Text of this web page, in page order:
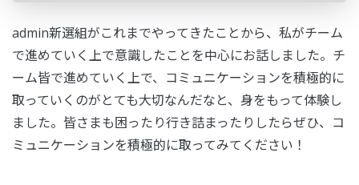
admin新選組がこれまでやってきたことから、私がチーム
で進めていく上で意識したことを中心にお話しました。チ
ーム皆で進めていく上で、コミュニケーションを積極的に
取っていくのがとても大切なんだなと、身をもって体験し
ました。皆さまも困ったり行き詰まったりしたらぜひ、コ
ミュニケーションを積極的に取ってみてください！